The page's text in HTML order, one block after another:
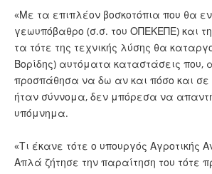
«Με τα επιπλέον βοσκοτόπια που θα
γεωυπόβαθρο (σ.σ. του ΟΠΕΚΕΠΕ) και
τα τότε της τεχνικής λύσης θα
Βορίδης) αυτόματα καταστάσεις που,
προσπάθησα να δω αν και πόσο και σε
ήταν σύννομα, δεν μπόρεσα να
υπόμνημα.
«Τι έκανε τότε ο υπουργός Αγροτικής
Απλά ζήτησε την παραίτηση του τότε